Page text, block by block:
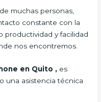
muchas personas,
constante con la
productividad y facilidad
nos encontremos.
en Quito , es
una asistencia técnica